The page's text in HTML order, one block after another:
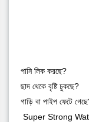
পানি লিক করছে?
ছাদ থেকে বৃষ্টি ঢুকছে?
গাড়ি বা পাইপ ফেটে
Super Strong